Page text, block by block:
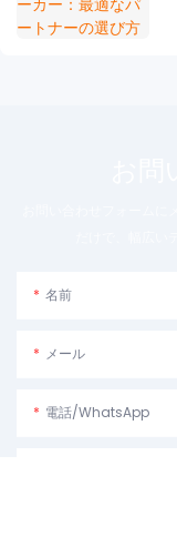
名前
メール
電話/WhatsApp